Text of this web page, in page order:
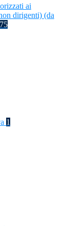
ai
dirigenti) (da
1